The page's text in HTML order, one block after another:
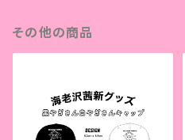
その他の商品